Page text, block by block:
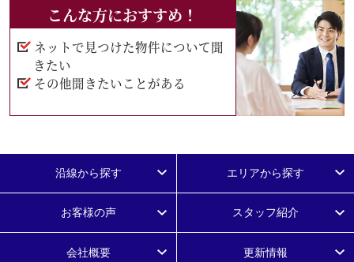
こんな方におすすめ！
ネットで見つけた物件について聞
きたい
その他聞きたいことがある
沿線から探す エリアから探す
お客様の声 スタッフ紹介
会社概要 更新情報